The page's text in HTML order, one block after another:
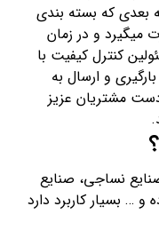
که بسته بندی
الی ۲ تنی صورت میگیرد و در زمان
کنترل کیفیت با
و ارسال به
مشتریان عزیز
نساجی، صنایع
… بسیار کاربرد دارد